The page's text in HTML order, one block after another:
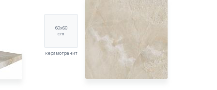
60х60
cm
керамогранит